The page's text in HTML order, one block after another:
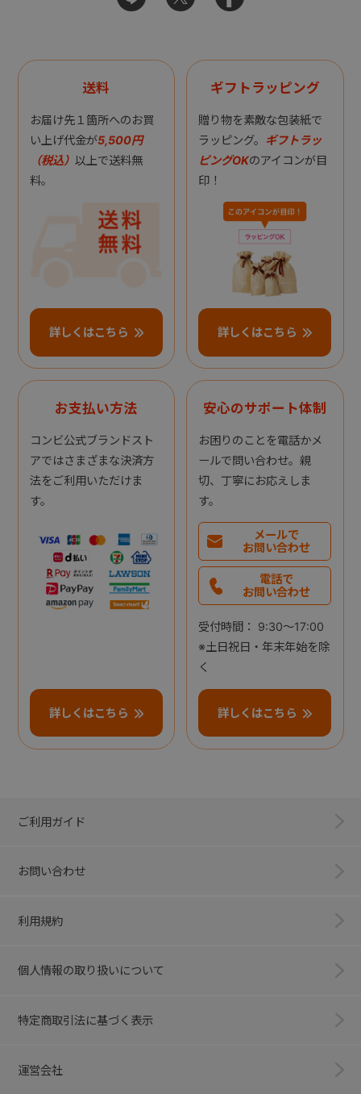
送料
お届け先１箇所へのお買
い上げ代金が5,500円
（税込） 以上で送料無
料。
詳しくはこちら
ギフトラッピング
贈り物を素敵な包装紙で
ラッピング。 ギフトラッ
ピングOKのアイコンが目
印！
詳しくはこちら
お支払い方法
コンビ公式ブランドスト
アではさまざまな決済方
法をご利用いただけま
す。
詳しくはこちら
安心のサポート体制
お困りのことを電話かメ
ールで問い合わせ。親
切、丁寧にお応えしま
す。
メールで
お問い合わせ
電話で
お問い合わせ
受付時間： 9:30～17:00
※土日祝日・年末年始を除
く
詳しくはこちら
ご利用ガイド
お問い合わせ
利用規約
個人情報の取り扱いについて
特定商取引法に基づく表示
運営会社